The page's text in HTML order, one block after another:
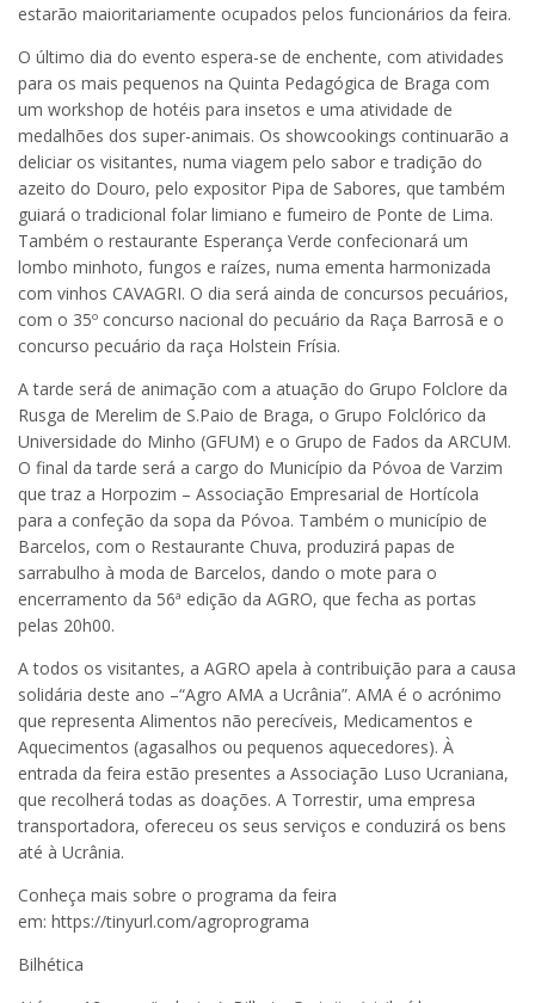
estarão maioritariamente ocupados pelos funcionários da feira.
O último dia do evento espera-se de enchente, com atividades
para os mais pequenos na Quinta Pedagógica de Braga com
um workshop de hotéis para insetos e uma atividade de
medalhões dos super-animais. Os showcookings continuarão a
deliciar os visitantes, numa viagem pelo sabor e tradição do
azeito do Douro, pelo expositor Pipa de Sabores, que também
guiará o tradicional folar limiano e fumeiro de Ponte de Lima.
Também o restaurante Esperança Verde confecionará um
lombo minhoto, fungos e raízes, numa ementa harmonizada
com vinhos CAVAGRI. O dia será ainda de concursos pecuários,
com o 35º concurso nacional do pecuário da Raça Barrosã e o
concurso pecuário da raça Holstein Frísia.
A tarde será de animação com a atuação do Grupo Folclore da
Rusga de Merelim de S.Paio de Braga, o Grupo Folclórico da
Universidade do Minho (GFUM) e o Grupo de Fados da ARCUM.
O final da tarde será a cargo do Município da Póvoa de Varzim
que traz a Horpozim – Associação Empresarial de Hortícola
para a confeção da sopa da Póvoa. Também o município de
Barcelos, com o Restaurante Chuva, produzirá papas de
sarrabulho à moda de Barcelos, dando o mote para o
encerramento da 56ª edição da AGRO, que fecha as portas
pelas 20h00.
A todos os visitantes, a AGRO apela à contribuição para a causa
solidária deste ano –“Agro AMA a Ucrânia”. AMA é o acrónimo
que representa Alimentos não perecíveis, Medicamentos e
Aquecimentos (agasalhos ou pequenos aquecedores). À
entrada da feira estão presentes a Associação Luso Ucraniana,
que recolherá todas as doações. A Torrestir, uma empresa
transportadora, ofereceu os seus serviços e conduzirá os bens
até à Ucrânia.
Conheça mais sobre o programa da feira
em: https://tinyurl.com/agroprograma
Bilhética